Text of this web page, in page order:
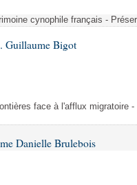
cynophile français -
Guillaume Bigot
face à l'afflux migratoire
Danielle Brulebois